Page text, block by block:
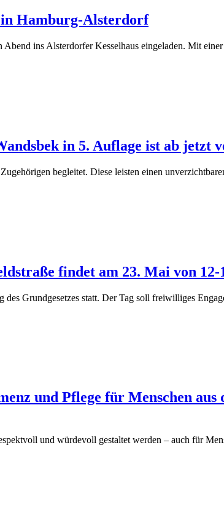
in Hamburg-Alsterdorf
ins Alsterdorfer Kesselhaus eingeladen. Mit
in 5. Auflage ist ab jetzt
begleitet. Diese leisten einen
findet am 23. Mai von
Grundgesetzes statt. Der Tag soll freiwilliges
und Pflege für Menschen aus
und würdevoll gestaltet werden – auch für